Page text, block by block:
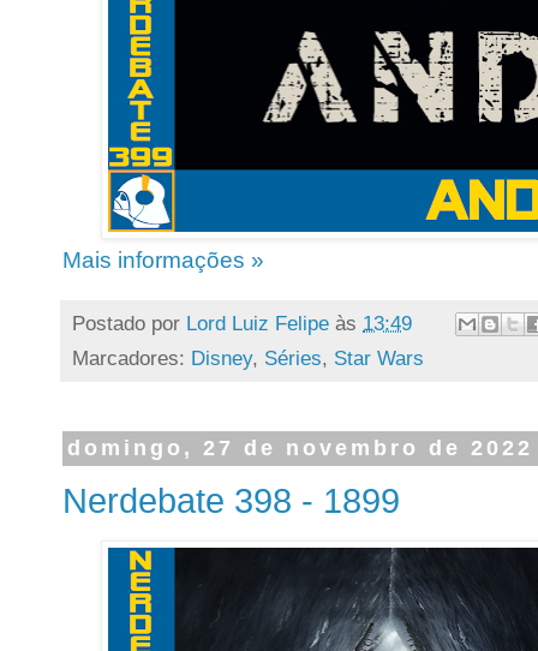
Mais informações »
Postado por Lord Luiz Felipe às 13:49
Marcadores: Disney, Séries, Star Wars
domingo, 27 de novembro de 2022
Nerdebate 398 - 1899